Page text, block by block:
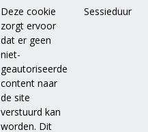
Deze cookie
zorgt ervoor
dat er geen
niet-
geautoriseerde
content naar
de site
verstuurd kan
worden. Dit
Sessieduur